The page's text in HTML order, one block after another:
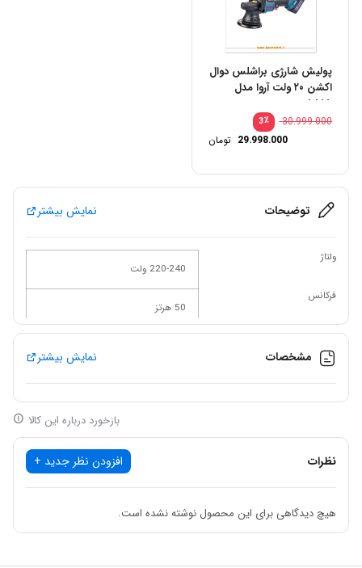
پولیش شارژی براشلس دوال
اکشن ۲۰ ولت آروا مدل
۵۸۸۵
٪3
30.999.000
29.998.000 تومان
توضیحات نمایش بیشتر
ولتاژ
220-240 ولت
فرکانس
50 هرتز
قدرت
3000 دور در دقیقه
پولیش برقی کنزاکس مدل KEP-1120 یک محصول کارآمد و قدرتمند در
مشخصات نمایش بیشتر
بازخورد درباره این کالا
نظرات افزودن نظر جدید +
هیچ دیدگاهی برای این محصول نوشته نشده است.